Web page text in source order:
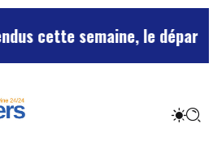
semaine, le département